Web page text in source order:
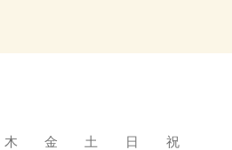
木 金 土 日 祝